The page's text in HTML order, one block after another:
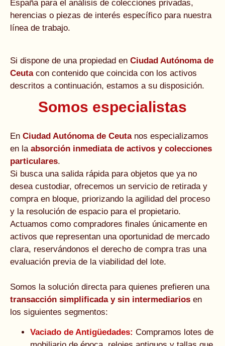
España para el análisis de colecciones privadas,
herencias o piezas de interés específico para nuestra
línea de trabajo.
Si dispone de una propiedad en Ciudad Autónoma de
Ceutacon contenido que coincida con los activos
descritos a continuación, estamos a su disposición.
Somos especialistas
En Ciudad Autónoma de Ceutanos especializamos
en la absorción inmediata de activos y colecciones
particulares.
Si busca una salida rápida para objetos que ya no
desea custodiar, ofrecemos un servicio de retirada y
compra en bloque, priorizando la agilidad del proceso
y la resolución de espacio para el propietario.
Actuamos como compradores finales únicamente en
activos que representan una oportunidad de mercado
clara, reservándonos el derecho de compra tras una
evaluación previa de la viabilidad del lote.
Somos la solución directa para quienes prefieren una
transacción simplificada y sin intermediarios en
los siguientes segmentos:
Vaciado de Antigüedades: Compramos lotes de